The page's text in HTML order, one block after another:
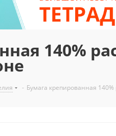
140%
- Бумага крепированная